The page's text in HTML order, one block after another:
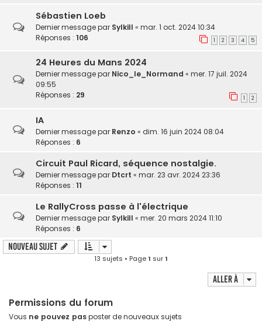
Sébastien Loeb
Dernier message par Sylkill « mar. 1 oct. 2024 10:34
Réponses : 106 1 2 3 4 5
24 Heures du Mans 2024
Dernier message par Nico_le_Normand « mer. 17 juil. 2024
09:55
Réponses : 29 1 2
IA
Dernier message par Renzo « dim. 16 juin 2024 08:04
Réponses : 6
Circuit Paul Ricard, séquence nostalgie.
Dernier message par Dtcrt « mar. 23 avr. 2024 23:36
Réponses : 11
Le RallyCross passe à l'électrique
Dernier message par Sylkill « mer. 20 mars 2024 11:10
Réponses : 6
Nouveau sujet
13 sujets • Page1 sur1
Aller à
Permissions du forum
Vous ne pouvez pasposter de nouveaux sujets